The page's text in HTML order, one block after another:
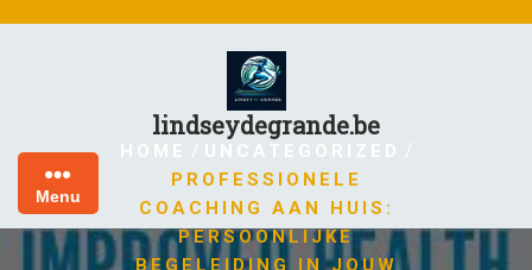
lindseydegrande.be
Menu
HOME / UNCATEGORIZED /
PROFESSIONELE
COACHING AAN HUIS:
PERSOONLIJKE
BEGELEIDING IN JOUW